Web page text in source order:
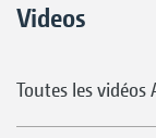
Videos
Toutes les vidéos